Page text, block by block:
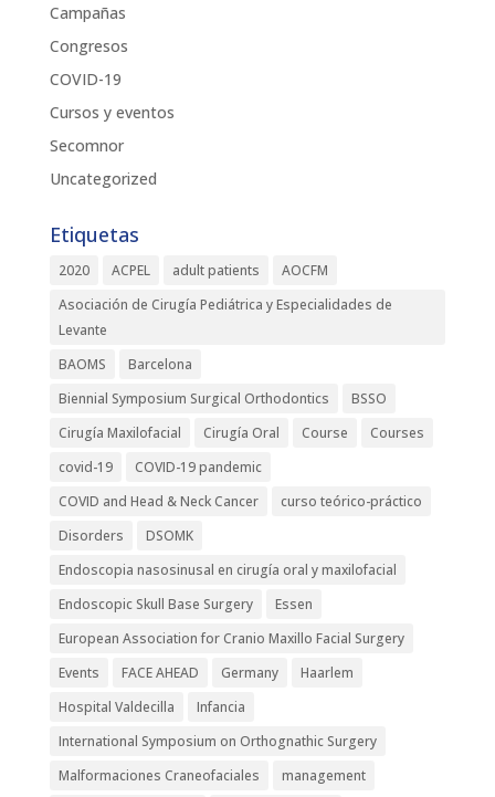
Campañas
Congresos
COVID-19
Cursos y eventos
Secomnor
Uncategorized
Etiquetas
2020 ACPEL adult patients
AOCFM
Asociación de Cirugía Pediátrica y Especialidades de
Levante
BAOMS
Barcelona
Biennial Symposium Surgical Orthodontics
BSSO
Cirugía Maxilofacial
Cirugía Oral Course
Courses
covid-19
COVID-19 pandemic
COVID and Head & Neck Cancer
curso teórico-práctico
Disorders
DSOMK
Endoscopia nasosinusal en cirugía oral y maxilofacial
Endoscopic Skull Base Surgery
Essen
European Association for Cranio Maxillo Facial Surgery
Events
FACE AHEAD Germany
Haarlem
Hospital Valdecilla
Infancia
International Symposium on Orthognathic Surgery
Malformaciones Craneofaciales
management